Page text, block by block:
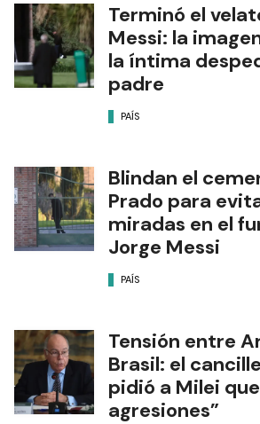
Terminó el
Messi: la
la íntima
padre
PAÍS
Blindan el
Prado para
miradas en el
Jorge Messi
PAÍS
Tensión entre
Brasil: el
pidió a Milei
agresiones”